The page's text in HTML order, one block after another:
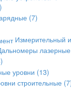
(7)
Измерительный
лазерные
уровни (13)
строительные